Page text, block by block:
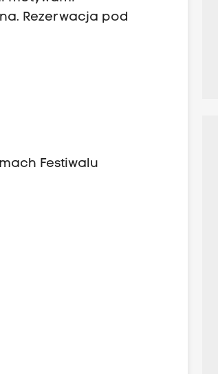
Rezerwacja pod
Festiwalu